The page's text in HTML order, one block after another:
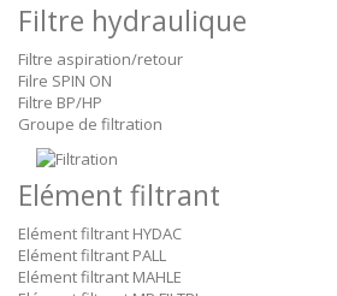
Filtre hydraulique
Filtre aspiration/retour
Filre SPIN ON
Filtre BP/HP
Groupe de filtration
Elément filtrant
Elément filtrant HYDAC
Elément filtrant PALL
Elément filtrant MAHLE